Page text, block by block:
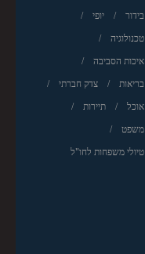
בידור יופי
טכנולוגיה
איכות הסביבה
בריאות צדק חברתי
אוכל תיירות
משפט
טיולי משפחות לחו"ל